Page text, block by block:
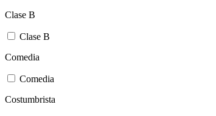
Clase B
Clase B
Comedia
Comedia
Costumbrista